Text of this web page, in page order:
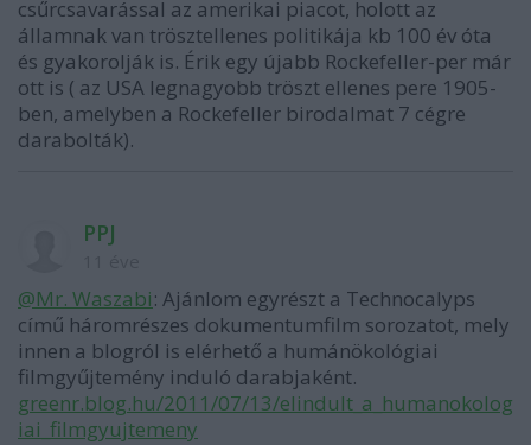
csűrcsavarással az amerikai piacot, holott az
államnak van trösztellenes politikája kb 100 év óta
és gyakorolják is. Érik egy újabb Rockefeller-per már
ott is ( az USA legnagyobb tröszt ellenes pere 1905-
ben, amelyben a Rockefeller birodalmat 7 cégre
darabolták).
PPJ
@Mr. Waszabi: Ajánlom egyrészt a Technocalyps
című háromrészes dokumentumfilm sorozatot, mely
innen a blogról is elérhető a humánökológiai
filmgyűjtemény induló darabjaként.
greenr.blog.hu/2011/07/13/elindult_a_humanokolog
iai_filmgyujtemeny